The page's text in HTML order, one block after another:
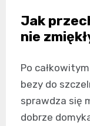
Jak
nie
Po
bezy do
sprawdza się
dobrze